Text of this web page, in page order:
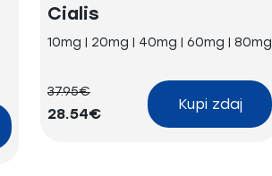
Cialis
10mg | 20mg | 40mg | 60mg | 80mg
37.95€
28.54€
Kupi zdaj